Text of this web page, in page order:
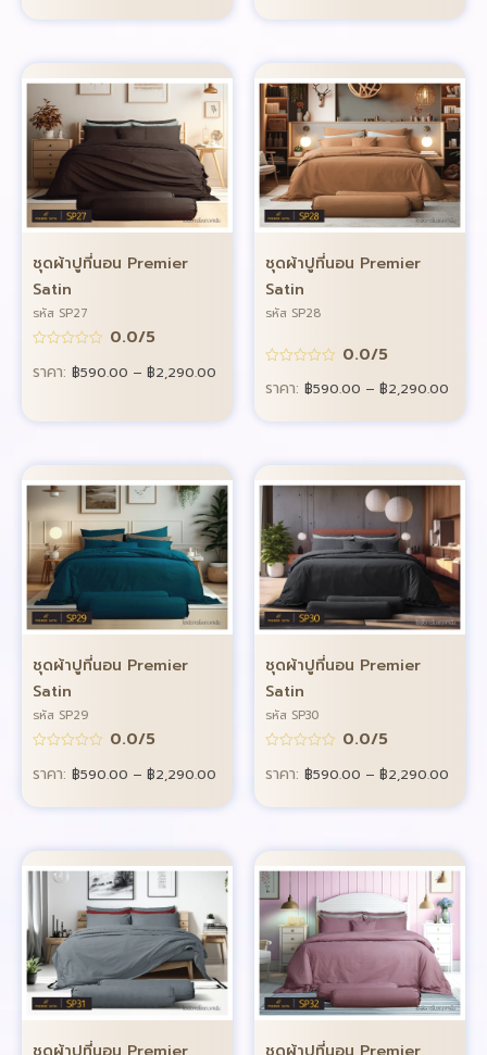
ชุดผ้าปูที่นอน Premier
Satin
รหัส SP27
0.0/5
ราคา: ฿590.00 – ฿2,290.00
ชุดผ้าปูที่นอน Premier
Satin
รหัส SP28
0.0/5
ราคา: ฿590.00 – ฿2,290.00
ชุดผ้าปูที่นอน Premier
Satin
รหัส SP29
0.0/5
ราคา: ฿590.00 – ฿2,290.00
ชุดผ้าปูที่นอน Premier
Satin
รหัส SP30
0.0/5
ราคา: ฿590.00 – ฿2,290.00